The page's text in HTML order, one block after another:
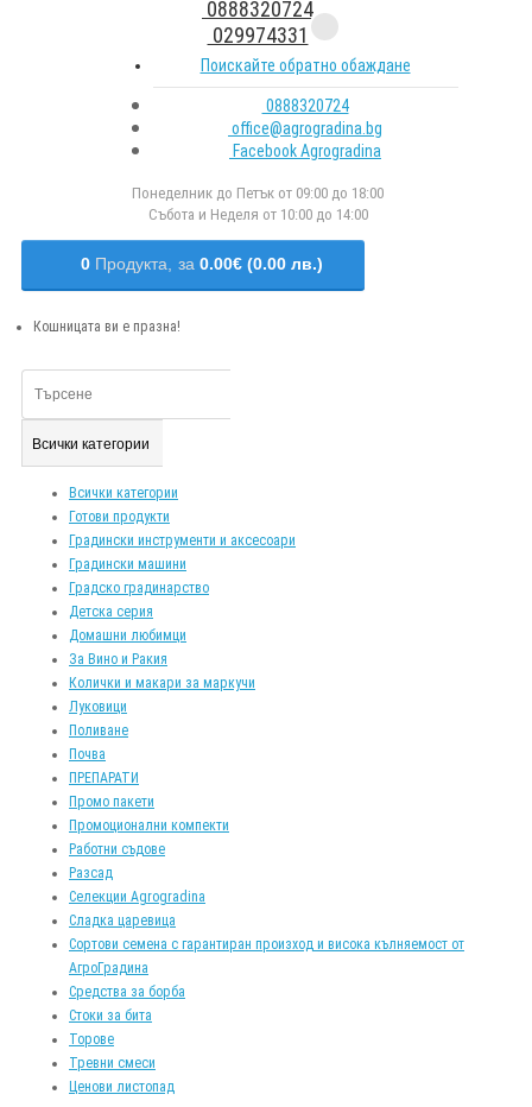
0888320724
029974331
Поискайте обратно обаждане
0888320724
office@agrogradina.bg
Facebook Agrogradina
Понеделник до Петък от 09:00 до 18:00
Събота и Неделя от 10:00 до 14:00
0 Продукта, за 0.00€ (0.00 лв.)
Кошницата ви е празна!
Всички категории
Всички категории
Готови продукти
Градински инструменти и аксесоари
Градински машини
Градско градинарство
Детска серия
Домашни любимци
За Вино и Ракия
Колички и макари за маркучи
Луковици
Поливане
Почва
ПРЕПАРАТИ
Промо пакети
Промоционални компекти
Работни съдове
Разсад
Селекции Agrogradina
Сладка царевица
Сортови семена с гарантиран произход и висока кълняемост от
АгроГрадина
Средства за борба
Стоки за бита
Торове
Тревни смеси
Ценови листопад